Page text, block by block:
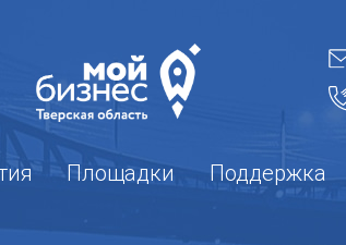
Площадки Поддержка